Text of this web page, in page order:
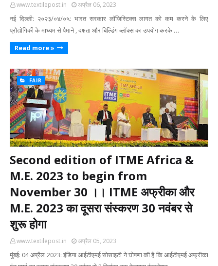
www.textilepost.in अप्रैल 06, 2023
नई दिल्ली: २०२३/०४/०५: भारत सरकार लॉजिस्टिक्स लागत को कम करने के लिए
प्रौद्योगिकी के माध्यम से पैमाने , दक्षता और बिल्डिंग ब्लॉक्स का उपयोग करके …
Read more »
FAIR
Second edition of ITME Africa &
M.E. 2023 to begin from
November 30 ।। ITME अफ्रीका और
M.E. 2023 का दूसरा संस्करण 30 नवंबर से
शुरू होगा
www.textilepost.in अप्रैल 05, 2023
मुंबई: 04 अप्रैल 2023: इंडिया आईटीएमई सोसाइटी ने घोषणा की है कि आईटीएमई अफ्रीका